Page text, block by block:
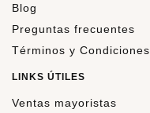
Blog
Preguntas frecuentes
Términos y Condiciones
LINKS ÚTILES
Ventas mayoristas